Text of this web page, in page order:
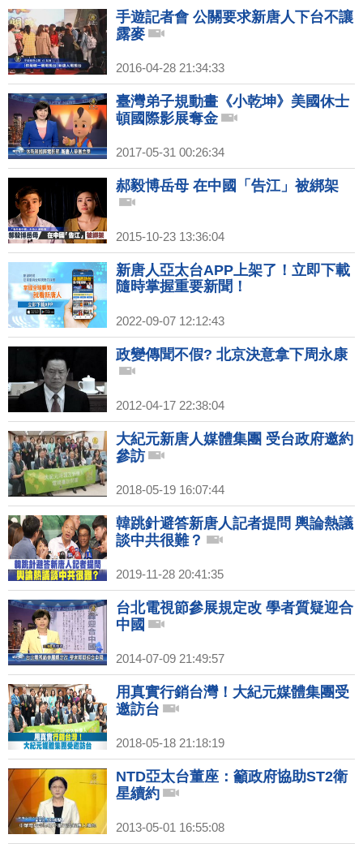
手遊記者會 公關要求新唐人下台不讓
露麥
2016-04-28 21:34:33
臺灣弟子規動畫《小乾坤》美國休士
頓國際影展奪金
2017-05-31 00:26:34
郝毅博岳母 在中國「告江」被綁架
2015-10-23 13:36:04
新唐人亞太台APP上架了！立即下載
隨時掌握重要新聞！
2022-09-07 12:12:43
政變傳聞不假? 北京決意拿下周永康
2012-04-17 22:38:04
大紀元新唐人媒體集團 受台政府邀約
參訪
2018-05-19 16:07:44
韓跳針避答新唐人記者提問 輿論熱議
談中共很難？
2019-11-28 20:41:35
台北電視節參展規定改 學者質疑迎合
中國
2014-07-09 21:49:57
用真實行銷台灣！大紀元媒體集團受
邀訪台
2018-05-18 21:18:19
NTD亞太台董座：籲政府協助ST2衛
星續約
2013-05-01 16:55:08